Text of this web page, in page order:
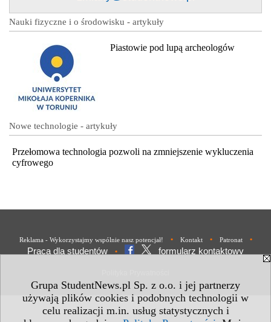
Grupa StudentNews.pl Sp. z o.o. i jej partnerzy
używają plików cookies i podobnych technologii w
celu realizacji m.in. usług statystycznych i
Nauki fizyczne i o środowisku - artykuły
Piastowie pod lupą archeologów
Nowe technologie - artykuły
Przełomowa technologia pozwoli na zmniejszenie wykluczenia
cyfrowego
Reklama - Wykorzystajmy wspólnie nasz potencjał! • Kontakt • Patronat •
Praca dla studentów • formularz kontaktowy